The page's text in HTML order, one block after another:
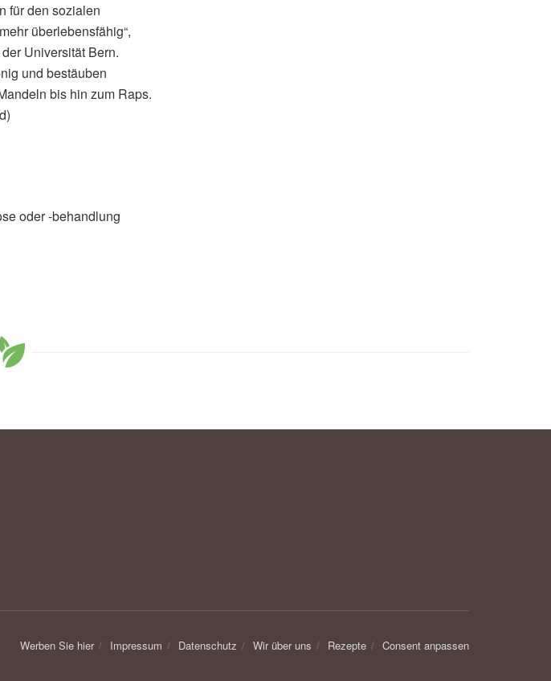
für den sozialen
überlebensfähig“,
Universität Bern.
und bestäuben
bis hin zum Raps.
oder -behandlung
Werben Sie hier Impressum Datenschutz Wir über uns Rezepte Consent anpassen